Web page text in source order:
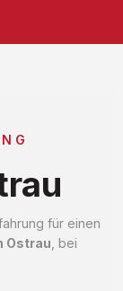
für einen
Ostrau , bei